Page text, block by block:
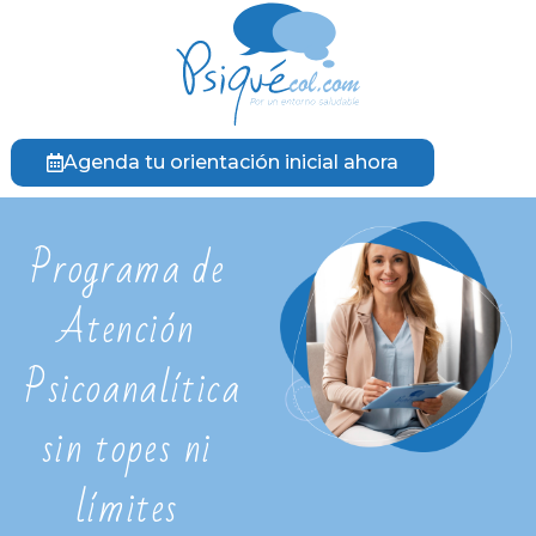
Agenda tu orientación inicial ahora
Programa de
Atención
Psicoanalítica
sin topes ni
límites